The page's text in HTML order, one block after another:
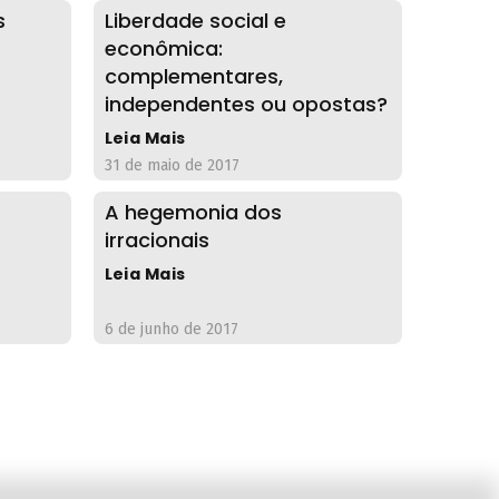
Liberdade social e
econômica:
complementares,
independentes ou opostas?
Leia Mais
31 de maio de 2017
A hegemonia dos
irracionais
Leia Mais
6 de junho de 2017